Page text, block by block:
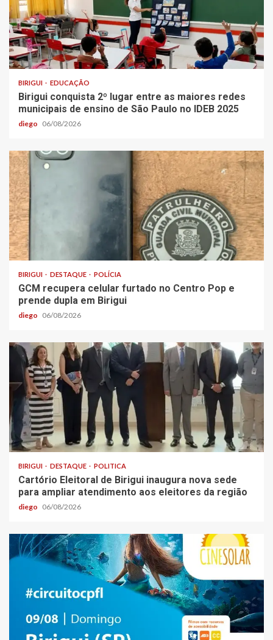
BIRIGUI EDUCAÇÃO
Birigui conquista 2º lugar entre as maiores redes
municipais de ensino de São Paulo no IDEB 2025
diego 06/08/2026
BIRIGUI DESTAQUE POLÍCIA
GCM recupera celular furtado no Centro Pop e
prende dupla em Birigui
diego 06/08/2026
BIRIGUI DESTAQUE POLITICA
Cartório Eleitoral de Birigui inaugura nova sede
para ampliar atendimento aos eleitores da região
diego 06/08/2026